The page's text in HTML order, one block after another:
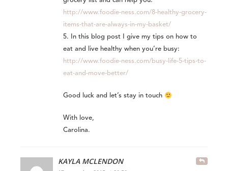
http://www.foodie-ness.com/8-healthy-grocery-
items-that-are-always-in-my-basket/
5. In this blog post I give my tips on how to
eat and live healthy when you’re busy:
http://www.foodie-ness.com/busy-life-5-tips-to-
eat-and-move-better/
Good luck and let’s stay in touch
With love,
Carolina.
KAYLA MCLENDON